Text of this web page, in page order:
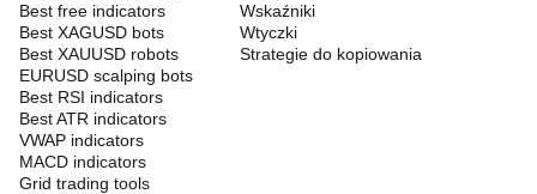
Best free indicators
Best XAGUSD bots
Best XAUUSD robots
EURUSD scalping bots
Best RSI indicators
Best ATR indicators
VWAP indicators
MACD indicators
Grid trading tools
Wskaźniki
Wtyczki
Strategie do kopiowania